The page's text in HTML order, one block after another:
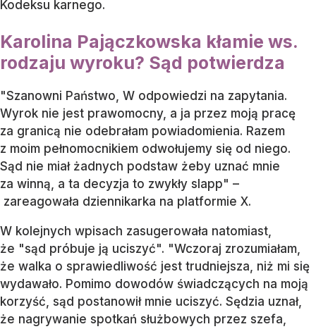
Kodeksu karnego.
Karolina Pajączkowska kłamie ws.
rodzaju wyroku? Sąd potwierdza
"Szanowni Państwo, W odpowiedzi na zapytania.
Wyrok nie jest prawomocny, a ja przez moją pracę
za granicą nie odebrałam powiadomienia. Razem
z moim pełnomocnikiem odwołujemy się od niego.
Sąd nie miał żadnych podstaw żeby uznać mnie
za winną, a ta decyzja to zwykły slapp" –
zareagowała dziennikarka na platformie X.
W kolejnych wpisach zasugerowała natomiast,
że "sąd próbuje ją uciszyć". "Wczoraj zrozumiałam,
że walka o sprawiedliwość jest trudniejsza, niż mi się
wydawało. Pomimo dowodów świadczących na moją
korzyść, sąd postanowił mnie uciszyć. Sędzia uznał,
że nagrywanie spotkań służbowych przez szefa,